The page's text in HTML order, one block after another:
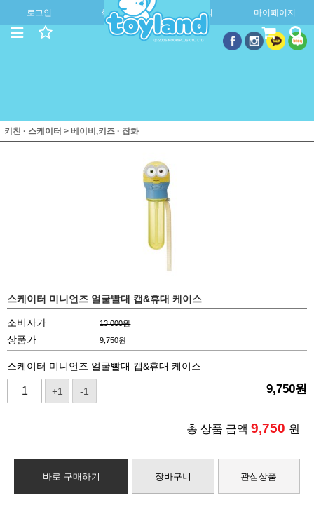
로그인 회원가입 주문조회 마이페이지
키친 · 스케이터 > 베이비,키즈 · 잡화
스케이터 미니언즈 얼굴빨대 캡&휴대 케이스
소비자가 13,000원
상품가 9,750원
스케이터 미니언즈 얼굴빨대 캡&휴대 케이스
+1 -1 9,750원
총 상품 금액 9,750 원
바로 구매하기 장바구니 관심상품